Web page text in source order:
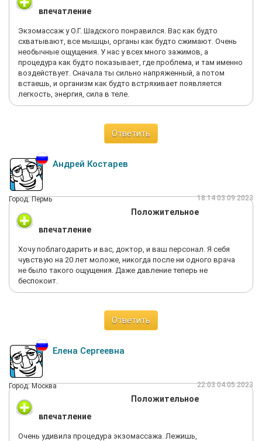
впечатление
Экзомассаж у О.Г. Шадского понравился. Вас как будто
схватывают, все мышцы, органы как будто сжимают. Очень
необычные ощущения. У нас у всех много зажимов, а
процедура как будто показывает, где проблема, и там именно
воздействует. Сначала ты сильно напряженный, а потом
встаешь, и организм как будто встряхивает появляется
легкость, энергия, сила в теле.
Ответить
Андрей Костарев
Город: Пермь 18:14 03.09.2023
Положительное
впечатление
Хочу поблагодарить и вас, доктор, и ваш персонал. Я себя
чувствую на 20 лет моложе, никогда после ни одного врача
не было такого ощущения. Даже давление теперь не
беспокоит.
Ответить
Елена Сергеевна
Город: Москва 22:03 04.05.2023
Положительное
впечатление
Очень удивила процедура экзомассажа. Лежишь,